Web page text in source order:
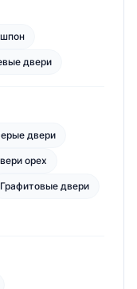
двери
двери
орех
Графитовые двери